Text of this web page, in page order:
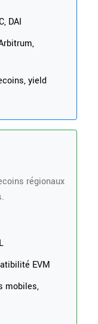
DAI
yield
régionaux
EVM
mobiles,